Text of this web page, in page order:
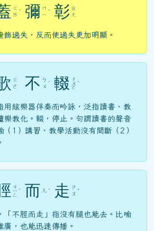
ㄍ
ㄞ ˋ 彌 ㄇ
ㄧ ˊ 彰 ㄓ
ㄤ
飾過失，反而使過失更加明顯。
ㄍ
ㄜ
不 ㄅ
ㄨ ˊ 輟 ㄔ
ㄨ
ㄛ
ˋ
用絃樂器伴奏而吟詠，泛指讀書、教
樂教化。輟，停止。句謂讀書的聲音
（1）講習、教學活動沒有間斷（2）
ㄐ
ㄧ
ㄥ
ˋ 而 ㄦ ˊ 走 ㄗ
ㄡ ˇ
「不脛而走」指沒有腿也能去。比喻
廣，也能迅速傳播。